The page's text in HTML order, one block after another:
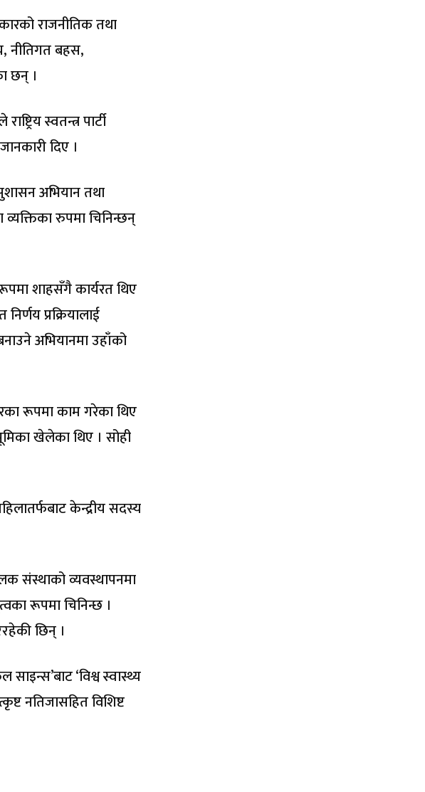
राजनीतिक तथा
नीतिगत बहस,
छन् ।
स्वतन्त्र पार्टी
दिए ।
अभियान तथा
रुपमा चिनिन्छन्
शाहसँगै कार्यरत थिए
प्रक्रियालाई
अभियानमा उहाँको
रूपमा काम गरेका थिए
भूमिका खेलेका थिए । सोही
केन्द्रीय सदस्य
संस्थाको व्यवस्थापनमा
रूपमा चिनिन्छ ।
छिन् ।
‘विश्व स्वास्थ्य
नतिजासहित विशिष्ट